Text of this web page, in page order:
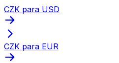
CZK para USD
CZK para EUR